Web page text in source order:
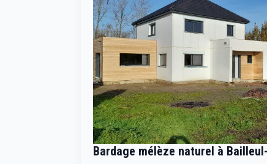
Bardage mélèze naturel à